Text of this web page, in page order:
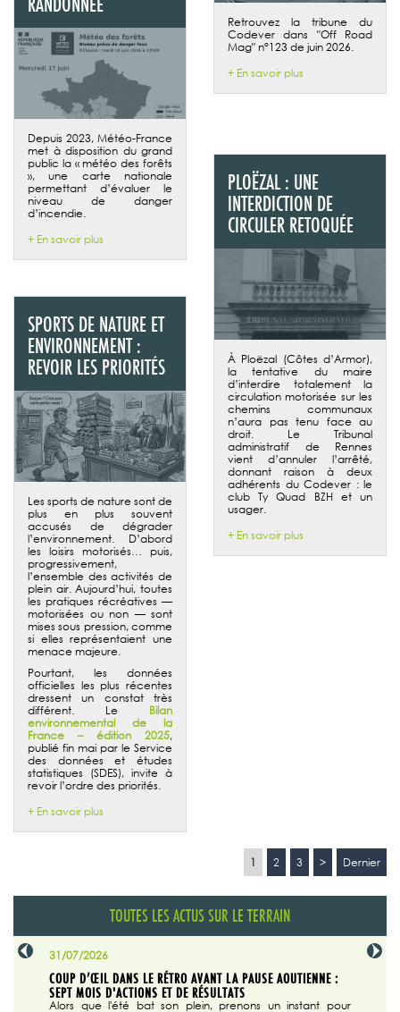
Retrouvez la tribune du
Codever dans "Off Road
Mag" n°123 de juin 2026.
+ En savoir plus
Depuis 2023, Météo-France
met à disposition du grand
public la « météo des forêts
», une carte nationale
permettant d’évaluer le
niveau de danger
d’incendie.
+ En savoir plus
PLOËZAL : UNE
INTERDICTION DE
CIRCULER RETOQUÉE
À Ploëzal (Côtes d’Armor),
la tentative du maire
d’interdire totalement la
circulation motorisée sur les
chemins communaux
n’aura pas tenu face au
droit. Le Tribunal
administratif de Rennes
vient d’annuler l’arrêté,
donnant raison à deux
adhérents du Codever : le
club Ty Quad BZH et un
usager.
+ En savoir plus
SPORTS DE NATURE ET
ENVIRONNEMENT :
REVOIR LES PRIORITÉS
Les sports de nature sont de
plus en plus souvent
accusés de dégrader
l’environnement. D’abord
les loisirs motorisés… puis,
progressivement,
l’ensemble des activités de
plein air. Aujourd’hui, toutes
les pratiques récréatives —
motorisées ou non — sont
mises sous pression, comme
si elles représentaient une
menace majeure.
Pourtant, les données
officielles les plus récentes
dressent un constat très
différent. Le Bilan
environnemental de la
France – édition 2025,
publié fin mai par le Service
des données et études
statistiques (SDES), invite à
revoir l’ordre des priorités.
+ En savoir plus
1 2 3 > Dernier
TOUTES LES ACTUS SUR LE TERRAIN
31/07/2026
COUP D’ŒIL DANS LE RÉTRO AVANT LA PAUSE AOUTIENNE :
SEPT MOIS D'ACTIONS ET DE RÉSULTATS
Alors que l'été bat son plein, prenons un instant pour
29/07/